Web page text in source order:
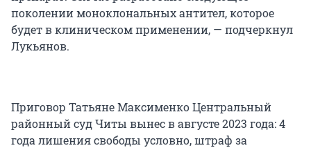
поколении моноклональных антител, которое
будет в клиническом применении, — подчеркнул
Лукьянов.
Приговор Татьяне Максименко Центральный
районный суд Читы вынес в августе 2023 года: 4
года лишения свободы условно, штраф за